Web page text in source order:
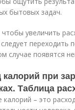
бытовых задач.
увеличить
переходить
случае появятся
калорий при
Таблица
калорий – это